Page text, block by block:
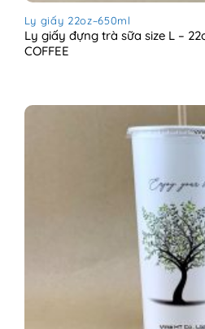
Ly giấy 22oz~650ml
Ly giấy đựng trà sữa size L –
COFFEE